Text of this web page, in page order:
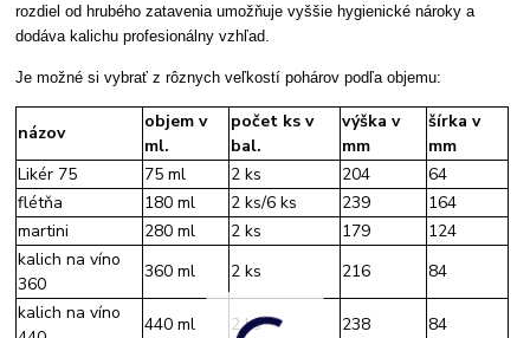
rozdiel od hrubého zatavenia umožňuje vyššie hygienické nároky a
dodáva kalichu profesionálny vzhľad.
Je možné si vybrať z rôznych veľkostí pohárov podľa objemu:
názov
objem v
ml.
počet ks v
bal.
výška v
mm
šírka v
mm
Likér 75
75 ml 2 ks 204
64
flétňa
180 ml 2 ks/6 ks 239
164
martini
280 ml 2 ks 179
124
kalich na víno
360
360 ml 2 ks 216
84
kalich na víno
440 ml 2 ks 238 84